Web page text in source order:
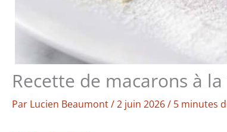
Recette de macarons à
Par Lucien Beaumont/2 juin 2026/ 5 minutes